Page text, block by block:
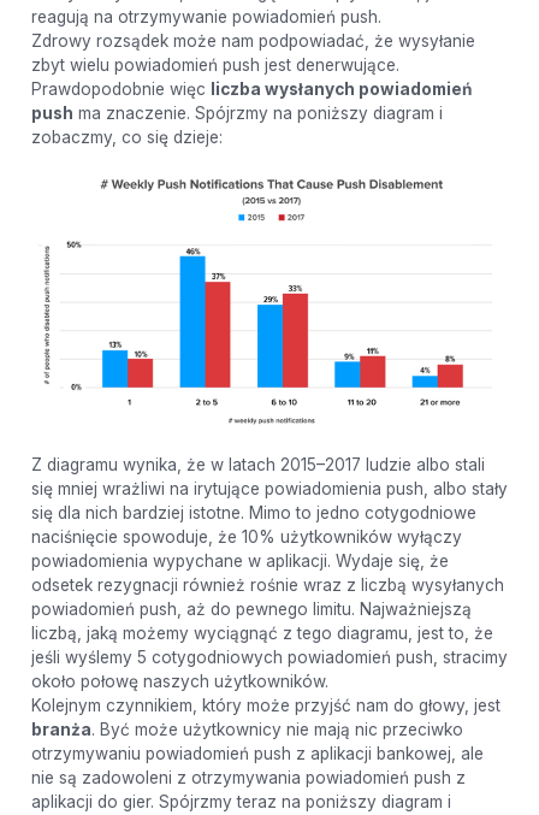
reagują na otrzymywanie powiadomień push.
Zdrowy rozsądek może nam podpowiadać, że wysyłanie
zbyt wielu powiadomień push jest denerwujące.
Prawdopodobnie więc
liczba wysłanych powiadomień
push ma znaczenie. Spójrzmy na poniższy diagram i
zobaczmy, co się dzieje:
Z diagramu wynika, że w latach 2015–2017 ludzie albo stali
się mniej wrażliwi na irytujące powiadomienia push, albo stały
się dla nich bardziej istotne. Mimo to jedno cotygodniowe
naciśnięcie spowoduje, że 10% użytkowników wyłączy
powiadomienia wypychane w aplikacji. Wydaje się, że
odsetek rezygnacji również rośnie wraz z liczbą wysyłanych
powiadomień push, aż do pewnego limitu. Najważniejszą
liczbą, jaką możemy wyciągnąć z tego diagramu, jest to, że
jeśli wyślemy 5 cotygodniowych powiadomień push, stracimy
około połowę naszych użytkowników.
Kolejnym czynnikiem, który może przyjść nam do głowy, jest
branża. Być może użytkownicy nie mają nic przeciwko
otrzymywaniu powiadomień push z aplikacji bankowej, ale
nie są zadowoleni z otrzymywania powiadomień push z
aplikacji do gier. Spójrzmy teraz na poniższy diagram i